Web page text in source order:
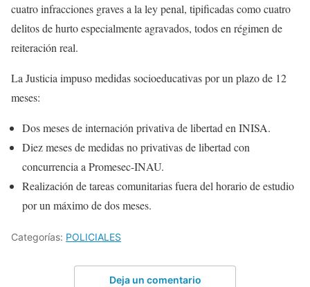
cuatro infracciones graves a la ley penal, tipificadas como cuatro
delitos de hurto especialmente agravados, todos en régimen de
reiteración real.
La Justicia impuso medidas socioeducativas por un plazo de 12
meses:
Dos meses de internación privativa de libertad en INISA.
Diez meses de medidas no privativas de libertad con
concurrencia a Promesec-INAU.
Realización de tareas comunitarias fuera del horario de estudio
por un máximo de dos meses.
Categorías: POLICIALES
Deja un comentario